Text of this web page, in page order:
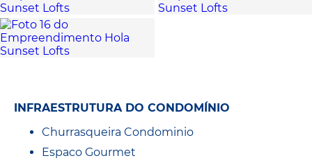
INFRAESTRUTURA DO CONDOMÍNIO
Churrasqueira Condominio
Espaco Gourmet